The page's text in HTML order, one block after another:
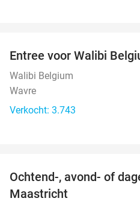
Entree voor Walibi
Walibi Belgium
Wavre
Verkocht: 3.743
Ochtend-, avond- of
Maastricht